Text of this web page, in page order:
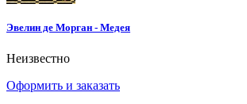
Эвелин де Морган - Медея
Неизвестно
Оформить и заказать